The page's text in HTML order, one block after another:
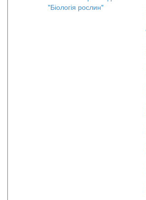
"Біологія рослин"